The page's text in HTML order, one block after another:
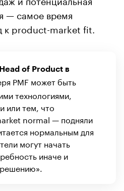
— самое время
к product-market fit.
of Product в
PMF может быть
технологиями,
или тем, что
normal — подняли
нормальным для
могут начать
иначе и